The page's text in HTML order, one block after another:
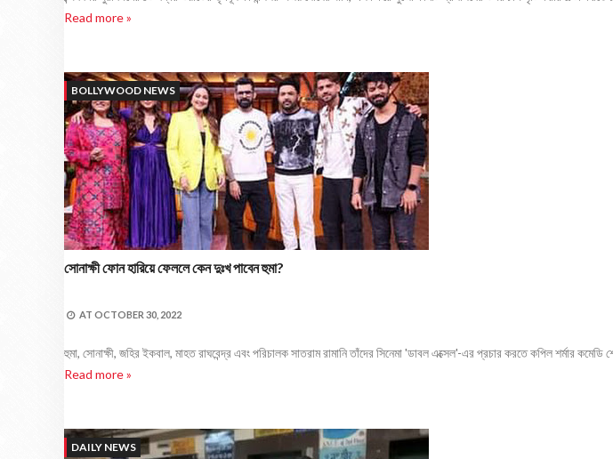
Read more »
BOLLYWOOD NEWS
সোনাক্ষী ফোন হারিয়ে ফেললে কেন দুঃখ পাবেন হুমা?
AT OCTOBER 30, 2022
হুমা, সোনাক্ষী, জহির ইকবাল, মাহত রাঘবেন্দ্র এবং পরিচালক সাতরাম রামানি তাঁদের সিনেমা 'ডাবল এক্সেল'-এর প্রচার করতে কপিল শর্মার
Read more »
DAILY NEWS